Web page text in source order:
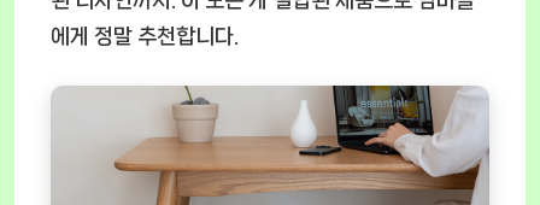
에게 정말 추천합니다.